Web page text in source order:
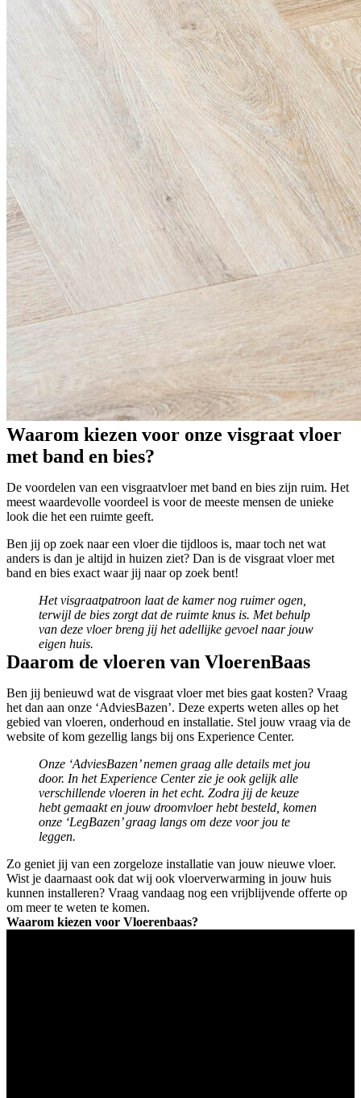
Waarom kiezen voor onze visgraat vloer
met band en bies?
De voordelen van een visgraatvloer met band en bies zijn ruim. Het
meest waardevolle voordeel is voor de meeste mensen de unieke
look die het een ruimte geeft.
Ben jij op zoek naar een vloer die tijdloos is, maar toch net wat
anders is dan je altijd in huizen ziet? Dan is de visgraat vloer met
band en bies exact waar jij naar op zoek bent!
Het visgraatpatroon laat de kamer nog ruimer ogen,
terwijl de bies zorgt dat de ruimte knus is. Met behulp
van deze vloer breng jij het adellijke gevoel naar jouw
eigen huis.
Daarom de vloeren van VloerenBaas
Ben jij benieuwd wat de visgraat vloer met bies gaat kosten? Vraag
het dan aan onze ‘AdviesBazen’. Deze experts weten alles op het
gebied van vloeren, onderhoud en installatie. Stel jouw vraag via de
website of kom gezellig langs bij ons Experience Center.
Onze ‘AdviesBazen’ nemen graag alle details met jou
door. In het Experience Center zie je ook gelijk alle
verschillende vloeren in het echt. Zodra jij de keuze
hebt gemaakt en jouw droomvloer hebt besteld, komen
onze ‘LegBazen’ graag langs om deze voor jou te
leggen.
Zo geniet jij van een zorgeloze installatie van jouw nieuwe vloer.
Wist je daarnaast ook dat wij ook vloerverwarming in jouw huis
kunnen installeren? Vraag vandaag nog een vrijblijvende offerte op
om meer te weten te komen.
Waarom kiezen voor Vloerenbaas?